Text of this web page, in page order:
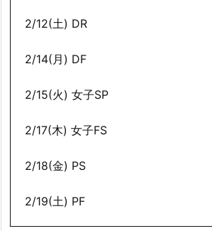
2/12(土) DR
2/14(月) DF
2/15(火) 女子SP
2/17(木) 女子FS
2/18(金) PS
2/19(土) PF